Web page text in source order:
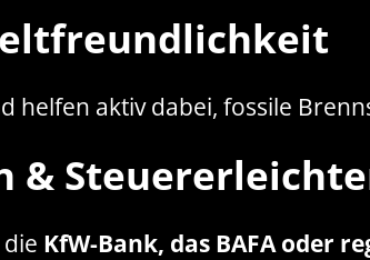
helfen aktiv dabei, fossile
&
KfW-Bank, das BAFA oder